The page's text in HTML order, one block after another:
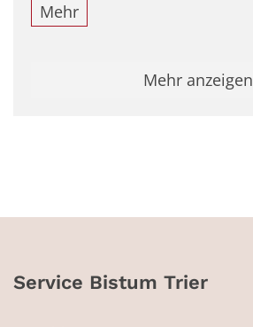
Mehr
Mehr anzeigen
Service Bistum Trier